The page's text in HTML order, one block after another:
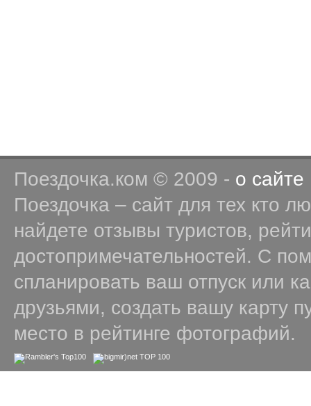
Поездочка.ком © 2009 - о сайте
Поездочка – сайт для тех кто
найдете отзывы туристов,
достопримечательностей. С
спланировать ваш отпуск или
друзьями, создать вашу карту
место в рейтинге фотографий.